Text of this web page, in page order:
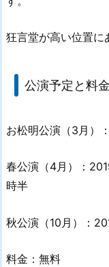
狂言堂が高い位置に
公演予定と料
お松明公演（3月）
春公演（4月）：
時半
秋公演（10月）：
料金：無料